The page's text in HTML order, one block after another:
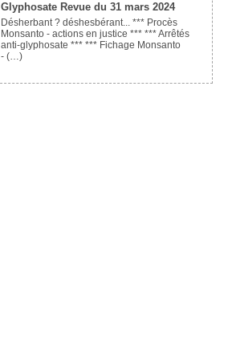
Glyphosate Revue du 31 mars 2024
Désherbant ? déshesbérant... *** Procès
Monsanto - actions en justice *** *** Arrêtés
anti-glyphosate *** *** Fichage Monsanto
- (…)